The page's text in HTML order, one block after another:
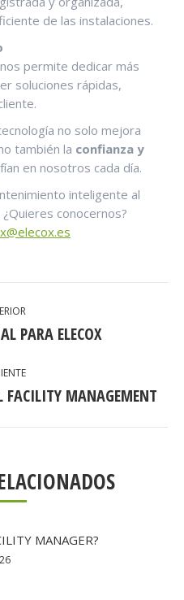
de las instalaciones.
permite dedicar más
soluciones rápidas,
no solo mejora
también la confianza y
en nosotros cada día.
inteligente al
conocernos?
Publicación
PARA ELECOX
Publicación MANAGEMENT
MANAGER?